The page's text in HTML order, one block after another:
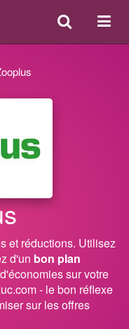
ou
Search
et réductions. Utilisez
d'un bon plan
sur votre
- le bon réflexe
sur les offres